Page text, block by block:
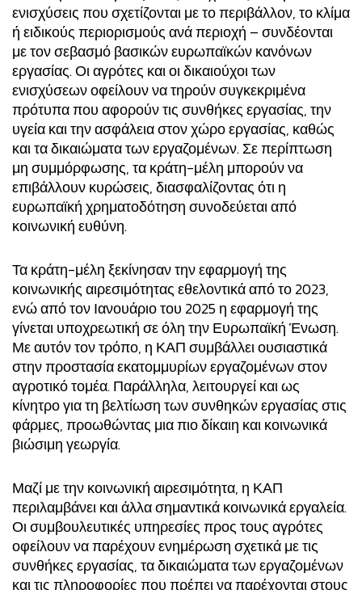
ενισχύσεις που σχετίζονται με το περιβάλλον, το κλίμα
ή ειδικούς περιορισμούς ανά περιοχή – συνδέονται
με τον σεβασμό βασικών ευρωπαϊκών κανόνων
εργασίας. Οι αγρότες και οι δικαιούχοι των
ενισχύσεων οφείλουν να τηρούν συγκεκριμένα
πρότυπα που αφορούν τις συνθήκες εργασίας, την
υγεία και την ασφάλεια στον χώρο εργασίας, καθώς
και τα δικαιώματα των εργαζομένων. Σε περίπτωση
μη συμμόρφωσης, τα κράτη-μέλη μπορούν να
επιβάλλουν κυρώσεις, διασφαλίζοντας ότι η
ευρωπαϊκή χρηματοδότηση συνοδεύεται από
κοινωνική ευθύνη.
Τα κράτη-μέλη ξεκίνησαν την εφαρμογή της
κοινωνικής αιρεσιμότητας εθελοντικά από το 2023,
ενώ από τον Ιανουάριο του 2025 η εφαρμογή της
γίνεται υποχρεωτική σε όλη την Ευρωπαϊκή Ένωση.
Με αυτόν τον τρόπο, η ΚΑΠ συμβάλλει ουσιαστικά
στην προστασία εκατομμυρίων εργαζομένων στον
αγροτικό τομέα. Παράλληλα, λειτουργεί και ως
κίνητρο για τη βελτίωση των συνθηκών εργασίας στις
φάρμες, προωθώντας μια πιο δίκαιη και κοινωνικά
βιώσιμη γεωργία.
Μαζί με την κοινωνική αιρεσιμότητα, η ΚΑΠ
περιλαμβάνει και άλλα σημαντικά κοινωνικά εργαλεία.
Οι συμβουλευτικές υπηρεσίες προς τους αγρότες
οφείλουν να παρέχουν ενημέρωση σχετικά με τις
συνθήκες εργασίας, τα δικαιώματα των εργαζομένων
και τις πληροφορίες που πρέπει να παρέχονται στους